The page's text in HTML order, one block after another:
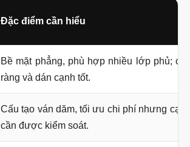
Đặc điểm cần hiểu
Bề mặt phẳng, phù hợp nhiều lớp phủ;
ràng và dán cạnh tốt.
Cấu tạo ván dăm, tối ưu chi phí nhưng
cần được kiểm soát.